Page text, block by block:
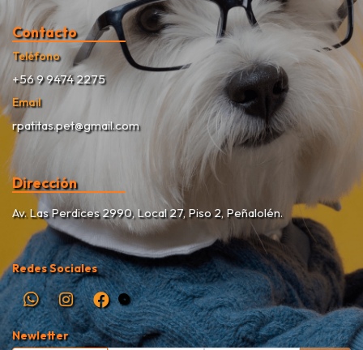
Contacto
Teléfono
+56 9 9474 2275
Email
rpatitas.pet@gmail.com
Dirección
Av. Las Perdices 2990, Local 27, Piso 2, Peñalolén.
Redes Sociales
Newletter